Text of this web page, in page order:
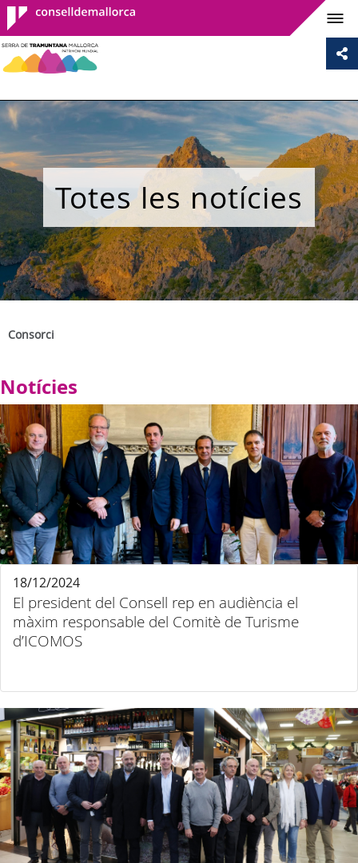
Consell de
Mallorca
Totes les notícies
Consorci
Notícies
El president del Consell rep en audiència el
màxim responsable del Comitè de Turisme
d’ICOMOS
18/12/2024